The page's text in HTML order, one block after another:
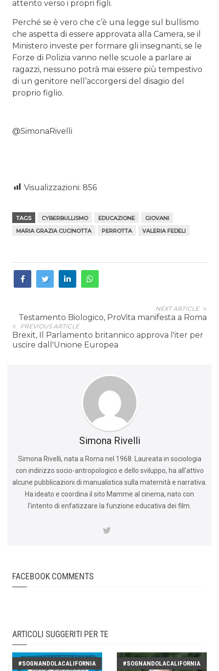
attento verso i propri figli.
Perché se è vero che c’è una legge sul bullismo
che aspetta di essere approvata alla Camera, se il
Ministero investe per formare gli insegnanti, se le
Forze di Polizia vanno nelle scuole a parlare ai
ragazzi, nessuno potrà mai essere più tempestivo
di un genitore nell’accorgersi del disagio del
proprio figlio.
@SimonaRivelli
Visualizzazioni: 856
TAGS CYBERBULLISMO EDUCAZIONE
GIOVANI
MARIA GRAZIA CUCINOTTA
PERROTTA VALERIA FEDELI
NEXT ARTICLE
Testamento Biologico, ProVita manifesta a Roma
PREVIOUS ARTICLE
Brexit, Il Parlamento britannico approva l'iter per
uscire dall'Unione Europea
Simona Rivelli
Simona Rivelli, nata a Roma nel 1968. Laureata in sociologia
con indirizzo socio-antropologico e dello sviluppo, ha all'attivo
alcune pubblicazioni di manualistica sulla maternità e narrativa.
Ha ideato e coordina il sito Mamme al cinema, nato con
l'intento di enfatizzare la funzione educativa dei film.
FACEBOOK COMMENTS
ARTICOLI SUGGERITI PER TE
#SOGNANDOLACALIFORNIA #SOGNANDOLACALIFORNIA